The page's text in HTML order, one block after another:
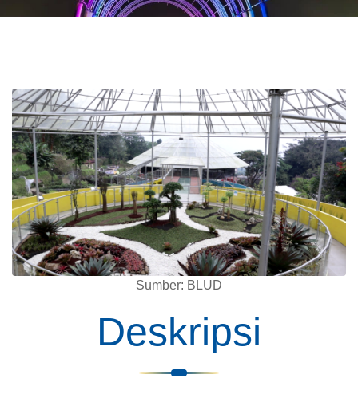
Sumber: BLUD
Deskripsi